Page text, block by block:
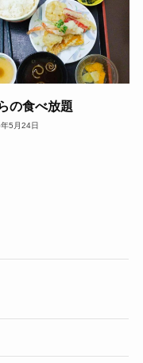
の食べ放題
5月24日